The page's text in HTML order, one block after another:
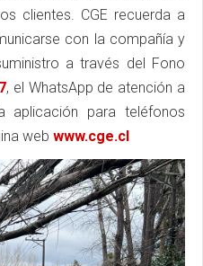
clientes. CGE recuerda a
con la compañía y
a través del Fono
, el WhatsApp de atención a
aplicación para teléfonos
web www.cge.cl